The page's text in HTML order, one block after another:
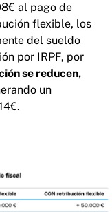
al pago de
flexible, los
del sueldo
por IRPF, por
se reducen,
un